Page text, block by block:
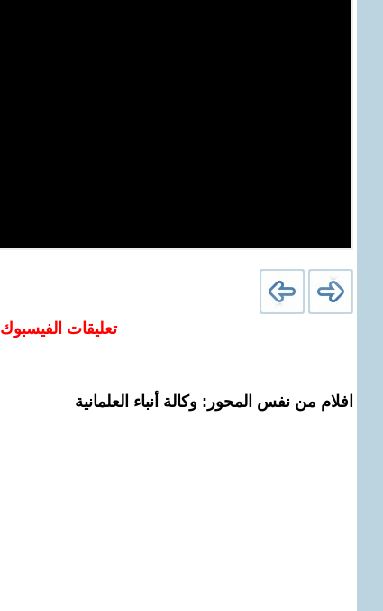
تعليقات الفيسبوك
افلام من نفس المحور: وكالة أنباء العلمانية